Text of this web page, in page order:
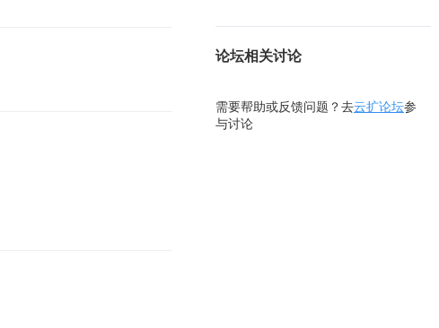
论坛相关讨论
需要帮助或反馈问题？去云扩论坛参
与讨论